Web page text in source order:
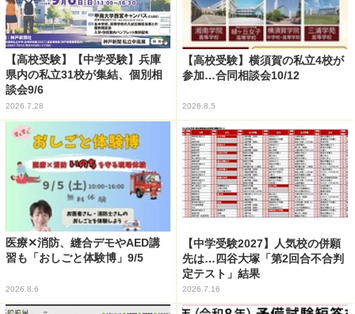
【高校受験】【中学受験】兵庫
県内の私立31校が集結、個別相
談会9/6
2026.7.28
【高校受験】横須賀の私立4校が
参加…合同相談会10/12
2026.8.5
医療✕消防、縫合デモやAED講
習も「おしごと体験博」9/5
2026.8.6
【中学受験2027】人気校の併願
先は…四谷大塚「第2回合不合判
定テスト」結果
2026.7.16